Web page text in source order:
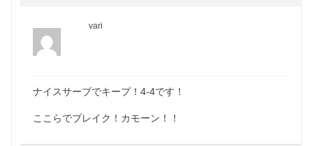
vari
ナイスサーブでキープ！4-4です！
ここらでブレイク！カモーン！！